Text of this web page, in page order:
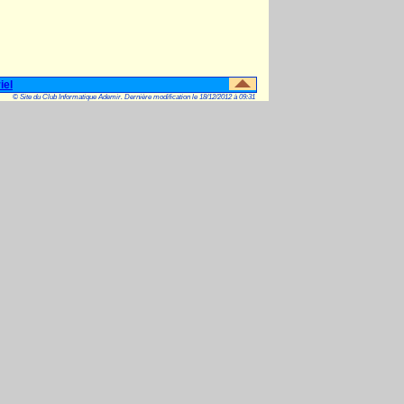
© Site du Club Informatique Ademir. Dernière modification le 18/12/2012 à 09:31